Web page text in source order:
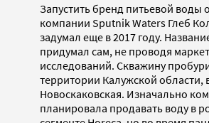
Запустить бренд питьевой воды
компании Sputnik Waters Глеб
задумал еще в 2017 году.
придумал сам, не проводя
исследований. Скважину
территории Калужской области,
Новоскаковская. Изначально
планировала продавать воду в